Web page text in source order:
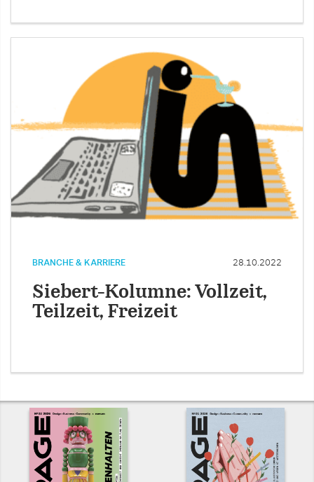
BRANCHE & KARRIERE 28.10.2022
Siebert-Kolumne: Vollzeit,
Teilzeit, Freizeit